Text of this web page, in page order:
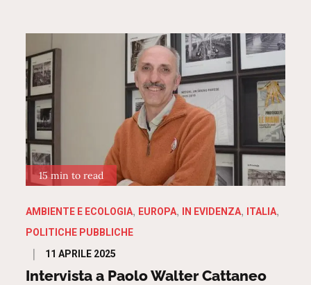
15 min to read
AMBIENTE E ECOLOGIA EUROPA IN EVIDENZA
ITALIA
POLITICHE PUBBLICHE
Posted
on
11 APRILE 2025
Intervista a Paolo Walter Cattaneo